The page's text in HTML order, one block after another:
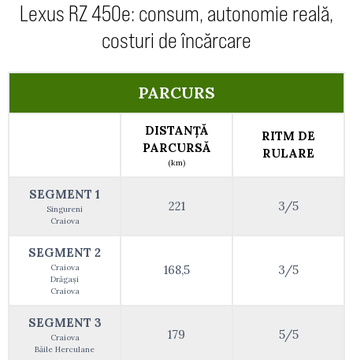
Lexus RZ 450e: consum, autonomie reală,
costuri de încărcare
PARCURS
DISTANȚĂ
PARCURSĂ
(km)
RITM DE
RULARE
SEGMENT 1
Singureni
Craiova
221 3/5
SEGMENT 2
Craiova
Drăgași
Craiova
168,5 3/5
SEGMENT 3
Craiova
Băile Herculane
179 5/5